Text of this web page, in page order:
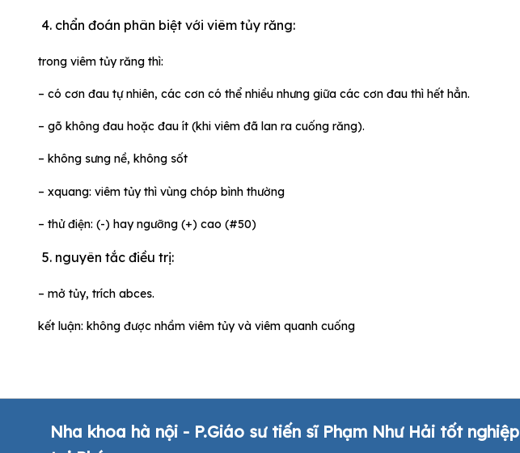
chẩn đoán phân biệt với viêm tủy răng:
trong viêm tủy răng thì:
– có cơn đau tự nhiên, các cơn có thể nhiều nhưng giữa các cơn đau thì hết hẳn.
– gõ không đau hoặc đau ít (khi viêm đã lan ra cuống răng).
– không sưng nề, không sốt
– xquang: viêm tủy thì vùng chóp bình thường
– thử điện: (-) hay ngưỡng (+) cao (#50)
nguyên tắc điều trị:
– mở tủy, trích abces.
kết luận: không được nhầm viêm tủy và viêm quanh cuống
Nha khoa hà nội - P.Giáo sư tiến sĩ Phạm Như Hải tốt nghiệp